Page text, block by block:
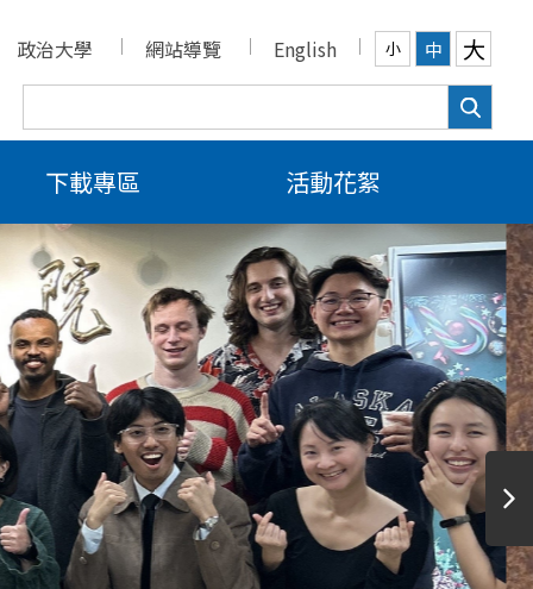
政治大學 網站導覽 English 小 中 大
下載專區 活動花絮
Program
(資料審查)名單」、「參
日期為4月24日。